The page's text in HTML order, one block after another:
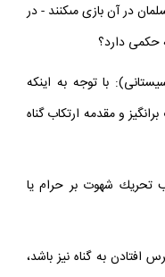
در آن بازى مى‏كنند - در
دارد؟
با توجه به اينكه
و مقدمه ارتكاب گناه
تحريك شهوت بر حرام يا
به گناه نيز باشد،